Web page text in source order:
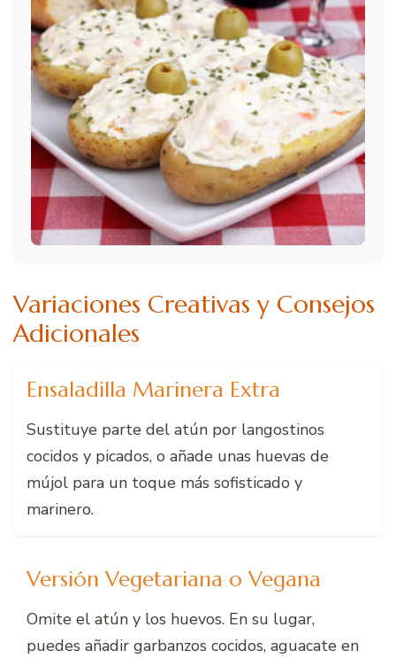
Variaciones Creativas y Consejos
Adicionales
Ensaladilla Marinera Extra
Sustituye parte del atún por langostinos
cocidos y picados, o añade unas huevas de
mújol para un toque más sofisticado y
marinero.
Versión Vegetariana o Vegana
Omite el atún y los huevos. En su lugar,
puedes añadir garbanzos cocidos, aguacate en